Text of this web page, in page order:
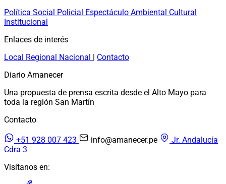
Política Social Policial Espectáculo Ambiental Cultural
Institucional
Enlaces de interés
Local Regional Nacional | Contacto
Diario Amanecer
Una propuesta de prensa escrita desde el Alto Mayo para
toda la región San Martín
Contacto
+51 928 007 423 info@amanecer.pe
Jr. Andalucía
Cdra 3
Visítanos en: